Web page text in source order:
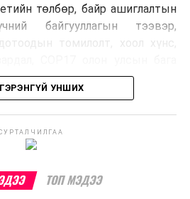
төлбөр, байр ашиглалтын
байгууллагын тээвэр,
газрын өр, орон нутгийн нөөц
хэвийн үргэлжлүүлэхээр
хязгаарлахаар болсон байна.
УНШИХ
ТОП МЭДЭЭ